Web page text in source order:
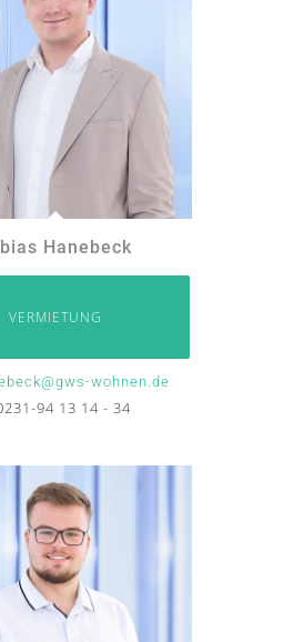
Hanebeck
VERMIETUNG
wohnen.de
94 13 14 - 34